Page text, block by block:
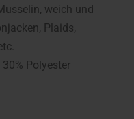
weich und
Plaids,
Polyester